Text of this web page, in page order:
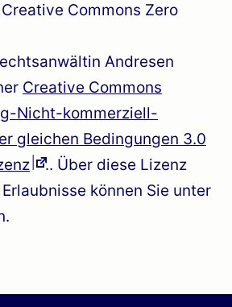
Commons Zero
Andresen
Creative Commons
Nicht-kommerziell-
gleichen Bedingungen 3.0
.. Über diese Lizenz
können Sie unter